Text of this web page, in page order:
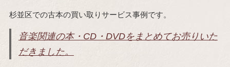
杉並区での古本の買い取りサービス事例です。
音楽関連の本・CD・DVDをまとめてお売りいた
だきました。